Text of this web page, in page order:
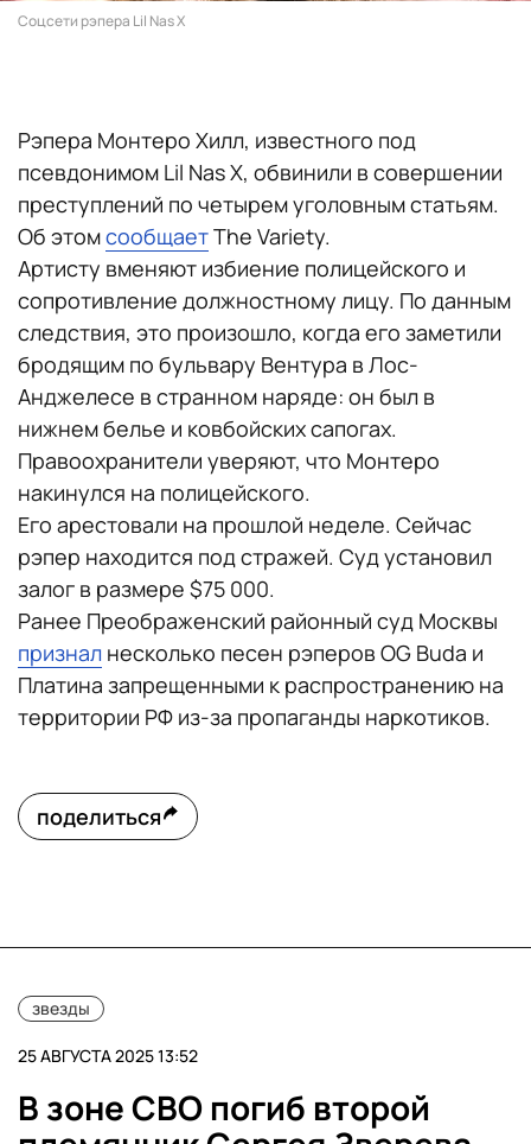
Соцсети рэпера Lil Nas X
Рэпера Монтеро Хилл, известного под
псевдонимом Lil Nas X, обвинили в совершении
преступлений по четырем уголовным статьям.
Об этомсообщаетThe Variety.
Артисту вменяют избиение полицейского и
сопротивление должностному лицу. По данным
следствия, это произошло, когда его заметили
бродящим по бульвару Вентура в Лос-
Анджелесе в странном наряде: он был в
нижнем белье и ковбойских сапогах.
Правоохранители уверяют, что Монтеро
накинулся на полицейского.
Его арестовали на прошлой неделе. Сейчас
рэпер находится под стражей. Суд установил
залог в размере $75 000.
Ранее Преображенский районный суд Москвы
признал несколько песен рэперов OG Buda и
Платина запрещенными к распространению на
территории РФ из-за пропаганды наркотиков.
поделиться
звезды
25 АВГУСТА 2025 13:52
В зоне СВО погиб второй